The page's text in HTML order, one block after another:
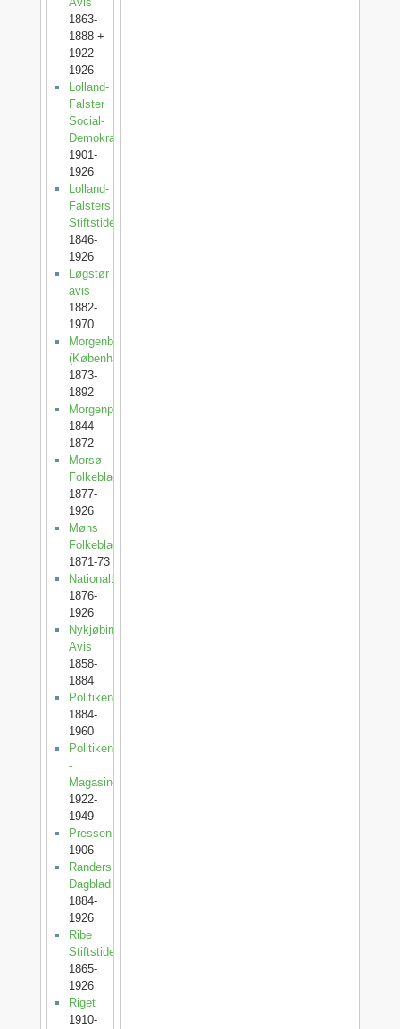
1863-
1888 +
1922-
1926
Lolland-
Falster
Social-
Demokrat
1901-
1926
Lolland-
Falsters
Stiftstidende
1846-
1926
Løgstør
avis
1882-
1970
Morgenbladet
(København)
1873-
1892
Morgenposten
1844-
1872
Morsø
Folkeblad
1877-
1926
Møns
Folkeblad
1871-73
Nationaltidende
1876-
1926
Nykjøbing
Avis
1858-
1884
Politiken
1884-
1960
Politiken
-
Magasinet
1922-
1949
Pressen
1906
Randers
Dagblad
1884-
1926
Ribe
Stiftstidende
1865-
1926
Riget
1910-